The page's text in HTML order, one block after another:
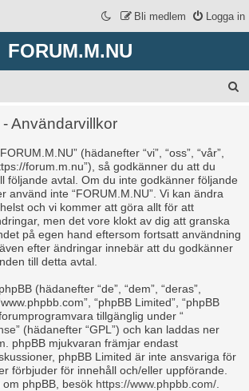
Logga in
Bli medlem
FORUM.M.NU
Användarvillkor
(hädanefter “vi”, “oss”, “vår”,
forum.m.nu”), så godkänner du att du
följande avtal. Om du inte godkänner följande
använd inte “FORUM.M.NU”. Vi kan ändra
och vi kommer att göra allt för att
men det vore klokt av dig att granska
på egen hand eftersom fortsatt användning
efter ändringar innebär att du godkänner
till detta avtal.
(hädanefter “de”, “dem”, “deras”,
“phpBB Limited”, “phpBB
tillgänglig under “
” (hädanefter “GPL”) och kan laddas ner
. phpBB mjukvaran främjar endast
phpBB Limited är inte ansvariga för
förbjuder för innehåll och/eller uppförande.
phpBB, besök https://www.phpbb.com/